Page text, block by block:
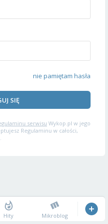
nie pamiętam hasła
SIĘ
serwisu Wykop.pl w jego
Regulaminu w całości,
Hity Mikroblog